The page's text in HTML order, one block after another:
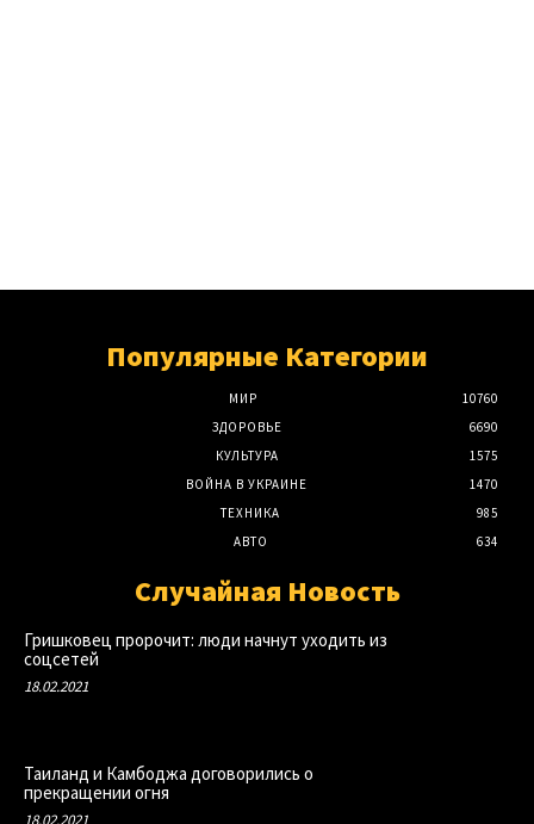
Популярные Категории
МИР
10760
ЗДОРОВЬЕ
6690
КУЛЬТУРА
1575
ВОЙНА В УКРАИНЕ
1470
ТЕХНИКА
985
АВТО
634
Случайная Новость
Гришковец пророчит: люди начнут уходить из
соцсетей
18.02.2021
Таиланд и Камбоджа договорились о
прекращении огня
18.02.2021